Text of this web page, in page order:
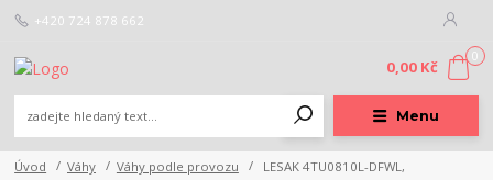
Menu
+420 724 878 662
0
0,00 Kč
Úvod Váhy Váhy podle provozu
LESAK 4TU0810L-DFWL,